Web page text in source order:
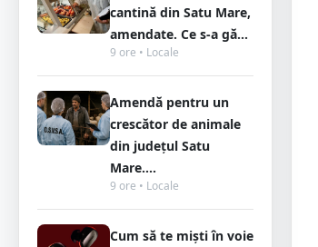
cantină din Satu Mare,
amendate. Ce s-a gă...
9 ore • Locale
Amendă pentru un
crescător de animale
din județul Satu
Mare....
9 ore • Locale
Cum să te miști în voie